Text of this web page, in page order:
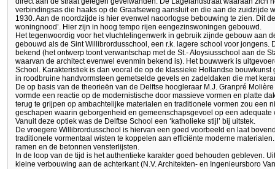
verbindingsas die haaks op de Graafseweg aansluit en die aan de zuidzijde
1930. Aan de noordzijde is hier evenwel naoorlogse bebouwing te zien. Dit
woningnood’. Hier zijn in hoog tempo rijen eengezinswoningen gebouwd.
Het tegenwoordig voor het vluchtelingenwerk in gebruik zijnde gebouw aan
gebouwd als de Sint Willibrordusschool, een r.k. lagere school voor jongens.
bekend (het ontwerp toont verwantschap met de St.- Aloysiusschool aan de
waarvan de architect evenwel evenmin bekend is). Het bouwwerk is
School. Karakteristiek is dan vooral de op de klassieke Hollandse
in roodbruine handvormsteen gemetselde gevels en zadeldaken die met
De op basis van de theorieën van de Delftse hoogleraar M.J. Granpré
vormde een reactie op de modernistische door massieve vormen en platte
terug te grijpen op ambachtelijke materialen en traditionele vormen zou een
geschapen waarin geborgenheid en gemeenschapsgevoel op een
Vanuit deze optiek was de Delftse School een ‘katholieke stijl’ bij uitstek.
De vroegere Willibrordusschool is hiervan een goed voorbeeld en laat
traditionele vormentaal wisten te koppelen aan efficiënte moderne
ramen en de betonnen vensterlijsten.
In de loop van de tijd is het authentieke karakter goed behouden gebleven.
kleine verbouwing aan de achterkant (N.V. Architekten- en Ingenieursboro